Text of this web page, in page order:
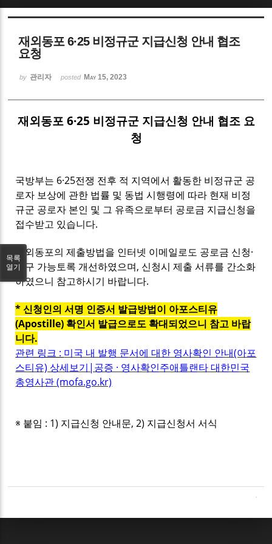
재외동포 6·25 비정규군 지급신청 안내 협조
요청
by 관리자 posted May 15, 2023
재외동포 6·25 비정규군 지급신청 안내 협조 요
청
국방부는 6·25전쟁 전후 적 지역에서 활동한 비정규군 공
로자 보상에 관한 법률 및 동법 시행령에 따라 현재 비정
규군 공로자 본인 및 그 유족으로부터 공로금 지급신청을
접수받고 있습니다.
재외동포의 제출방법을 인터넷 이메일로도 공로금 신청·
청구 가능토록 개선하였으며, 신청시 제출 서류를 간소화
하였으니 참고하시기 바랍니다.
* 신청인의 서명 인증서 발급방법이 아포스티유
(Apostille) 확인서 발급으로도 확대되었으니 참고 바랍
니다.
관련 링크 : 미국 내 발행 문서에 대한 영사확인 안내(아포
스티유) 상세보기|공증 · 영사확인주애틀랜타 대한민국
총영사관 (mofa.go.kr)
※ 붙임 : 1) 지급신청 안내문, 2) 지급신청서 서식
목록
열기
Sketchbook5, 스케치북5
Sketchbook5, 스케치북5